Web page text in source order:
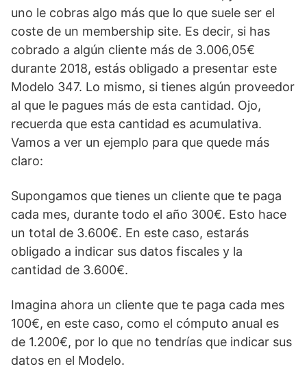
uno le cobras algo más que lo que suele ser el
coste de un membership site. Es decir, si has
cobrado a algún cliente más de 3.006,05€
durante 2018, estás obligado a presentar este
Modelo 347. Lo mismo, si tienes algún proveedor
al que le pagues más de esta cantidad. Ojo,
recuerda que esta cantidad es acumulativa.
Vamos a ver un ejemplo para que quede más
claro:
Supongamos que tienes un cliente que te paga
cada mes, durante todo el año 300€. Esto hace
un total de 3.600€. En este caso, estarás
obligado a indicar sus datos fiscales y la
cantidad de 3.600€.
Imagina ahora un cliente que te paga cada mes
100€, en este caso, como el cómputo anual es
de 1.200€, por lo que no tendrías que indicar sus
datos en el Modelo.